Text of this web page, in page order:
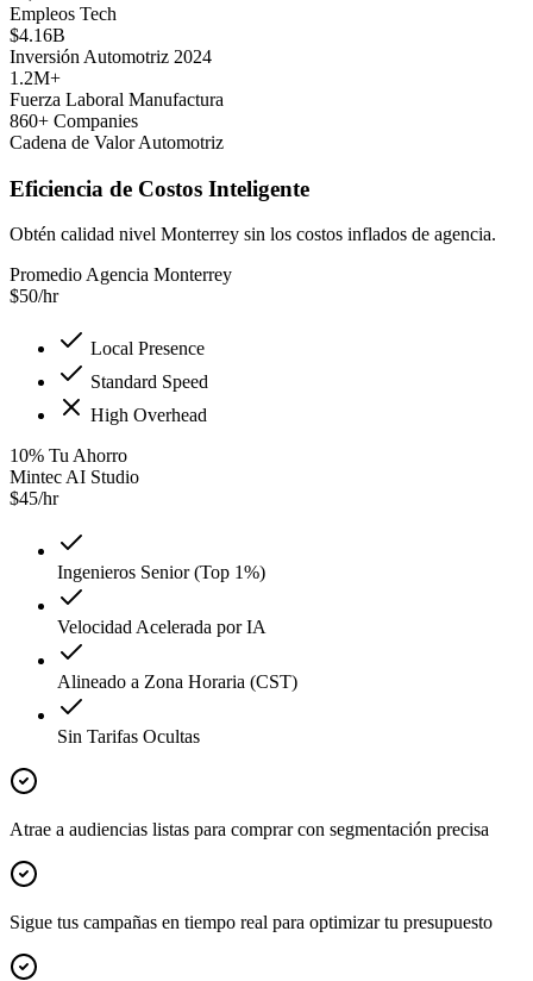
Empleos Tech
$4.16B
Inversión Automotriz 2024
1.2M+
Fuerza Laboral Manufactura
860+ Companies
Cadena de Valor Automotriz
Eficiencia de Costos Inteligente
Obtén calidad nivel Monterrey sin los costos inflados de agencia.
Promedio Agencia Monterrey
$50/hr
Local Presence
Standard Speed
High Overhead
10% Tu Ahorro
Mintec AI Studio
$45/hr
Ingenieros Senior (Top 1%)
Velocidad Acelerada por IA
Alineado a Zona Horaria (CST)
Sin Tarifas Ocultas
Atrae a audiencias listas para comprar con segmentación precisa
Sigue tus campañas en tiempo real para optimizar tu presupuesto